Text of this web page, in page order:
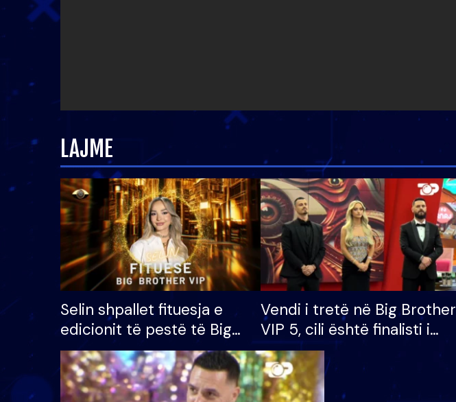
LAJME
Selin shpallet fituesja e
edicionit të pestë të Big
Brother VIP, rrëmben
çmimin e madh prej 100
mijë eurosh
Vendi i tretë në Big Brother
VIP 5, cili është finalisti i
radhës që lë shtëpinë